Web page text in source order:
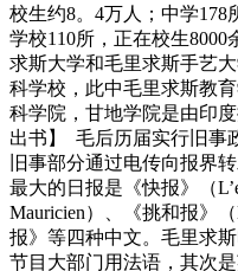
校生约8。4万人；中学178
学校110所，正在校生
求斯大学和毛里求斯手艺
科学校，此中毛里求斯教
科学院，甘地学院是由印
出书】 毛后历届实行旧事
旧事部分通过电传向报界
最大的日报是《快报》（
Mauricien）、《挑和报》
报》等四种中文。毛里求
节目大部门用法语，其次